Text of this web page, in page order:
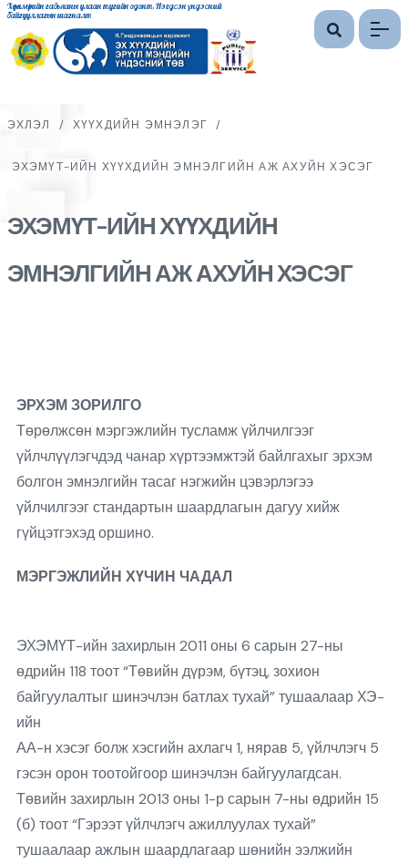
Хөдөлмөрийн гавьяаны улаан тугийн одонт, Нэгдсэн үндэсний
байгууллагын шагналт
ЭХЛЭЛ / ХҮҮХДИЙН ЭМНЭЛЭГ /
ЭХЭМҮТ-ИЙН ХҮҮХДИЙН ЭМНЭЛГИЙН АЖ АХУЙН ХЭСЭГ
ЭХЭМҮТ-ИЙН ХҮҮХДИЙН
ЭМНЭЛГИЙН АЖ АХУЙН ХЭСЭГ
ЭРХЭМ ЗОРИЛГО
Төрөлжсөн мэргэжлийн тусламж үйлчилгээг
үйлчлүүлэгчдэд чанар хүртээмжтэй байлгахыг эрхэм
болгон эмнэлгийн тасаг нэгжийн цэвэрлэгээ
үйлчилгээг стандартын шаардлагын дагуу хийж
гүйцэтгэхэд оршино.
МЭРГЭЖЛИЙН ХҮЧИН ЧАДАЛ
ЭХЭМҮТ-ийн захирлын 2011 оны 6 сарын 27-ны
өдрийн 118 тоот “Төвийн дүрэм, бүтэц, зохион
байгуулалтыг шинэчлэн батлах тухай” тушаалаар ХЭ-
ийн
АА-н хэсэг болж хэсгийн ахлагч 1, нярав 5, үйлчлэгч 5
гэсэн орон тоотойгоор шинэчлэн байгуулагдсан.
Төвийн захирлын 2013 оны 1-р сарын 7-ны өдрийн 15
(б) тоот “Гэрээт үйлчлэгч ажиллуулах тухай”
тушаалаар ажлын шаардлагаар шөнийн ээлжийн